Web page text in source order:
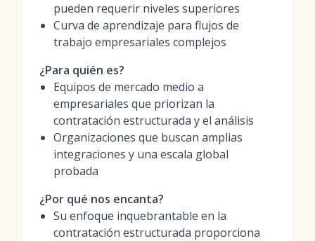
pueden requerir niveles superiores
Curva de aprendizaje para flujos de
trabajo empresariales complejos
¿Para quién es?
Equipos de mercado medio a
empresariales que priorizan la
contratación estructurada y el análisis
Organizaciones que buscan amplias
integraciones y una escala global
probada
¿Por qué nos encanta?
Su enfoque inquebrantable en la
contratación estructurada proporciona